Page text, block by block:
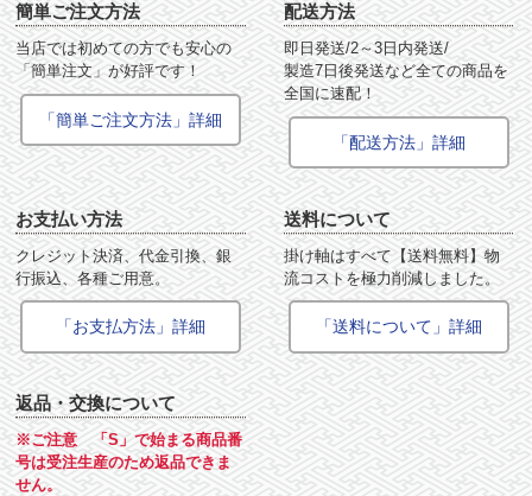
簡単ご注文方法
当店では初めての方でも安心の
「簡単注文」が好評です！
「簡単ご注文方法」詳細
配送方法
即日発送/2～3日内発送/
製造7日後発送など全ての商品を
全国に速配！
「配送方法」詳細
お支払い方法
クレジット決済、代金引換、銀
行振込、各種ご用意。
「お支払方法」詳細
送料について
掛け軸はすべて【送料無料】物
流コストを極力削減しました。
「送料について」詳細
返品・交換について
※ご注意 「S」で始まる商品番
号は受注生産のため返品できま
せん。